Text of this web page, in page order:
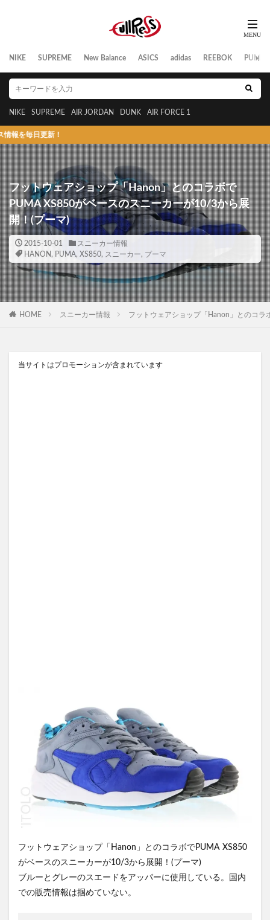
NIKE SUPREME New Balance ASICS adidas REEBOK PUMA
NIKE SUPREME AIR JORDAN DUNK AIR FORCE 1
更新！
フットウェアショップ「Hanon」とのコラボで
PUMA XS850がベースのスニーカーが10/3から展
開！(プーマ)
2015-10-01
スニーカー情報
HANON , PUMA, XS850, スニーカー, プーマ
HOME スニーカー情報 フットウェアショップ「Hanon」とのコ
当サイトはプロモーションが含まれています
フットウェアショップ「Hanon」とのコラボでPUMA XS850
がベースのスニーカーが10/3から展開！(プーマ)
ブルーとグレーのスエードをアッパーに使用している。国内
での販売情報は掴めていない。